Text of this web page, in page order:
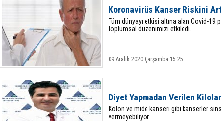
Koronavirüs Kanser Riskini
Tüm dünyayı etkisi altına alan Covid-
toplumsal düzenimizi etkiledi.
09 Aralık 2020 Çarşamba 15:25
Diyet Yapmadan Verilen
Kolon ve mide kanseri gibi kanserler
vermeyebiliyor.